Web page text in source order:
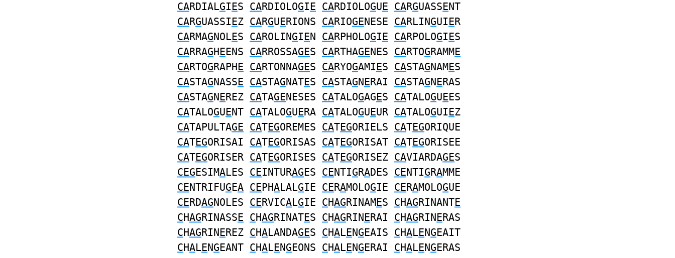
CARDIALGIES CARDIOLOGIE CARDIOLOGUE CARGUASSENT
CARGUASSIEZ CARGUERIONS CARIOGENESE CARLINGUIER
CARMAGNOLES CAROLINGIEN CARPHOLOGIE CARPOLOGIES
CARRAGHEENS CARROSSAGES CARTHAGENES CARTOGRAMME
CARTOGRAPHE CARTONNAGES CARYOGAMIES CASTAGNAMES
CASTAGNASSE CASTAGNATES CASTAGNERAI CASTAGNERAS
CASTAGNEREZ CATAGENESES CATALOGAGES CATALOGUEES
CATALOGUENT CATALOGUERA CATALOGUEUR CATALOGUIEZ
CATAPULTAGE CATEGOREMES CATEGORIELS CATEGORIQUE
CATEGORISAI CATEGORISAS CATEGORISAT CATEGORISEE
CATEGORISER CATEGORISES CATEGORISEZ CAVIARDAGES
CEGESIMALES CEINTURAGES CENTIGRADES CENTIGRAMME
CENTRIFUGEA CEPHALALGIE CERAMOLOGIE CERAMOLOGUE
CERDAGNOLES CERVICALGIE CHAGRINAMES CHAGRINANTE
CHAGRINASSE CHAGRINATES CHAGRINERAI CHAGRINERAS
CHAGRINEREZ CHALANDAGES CHALENGEAIS CHALENGEAIT
CHALENGEANT CHALENGEONS CHALENGERAI CHALENGERAS